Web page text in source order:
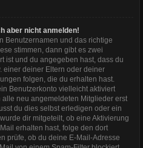
aber nicht anmelden!
Benutzernamen und das richtige
stimmen, dann gibt es zwei
ist und du angegeben hast, dass du
einer deiner Eltern oder deiner
folgen, die du erhalten hast.
Benutzerkonto vielleicht aktiviert
neu angemeldeten Mitglieder erst
du dies selbst erledigen oder ein
dir mitgeteilt, ob eine Aktivierung
erhalten hast, folge den dort
prüfe, ob du deine E-Mail-Adresse